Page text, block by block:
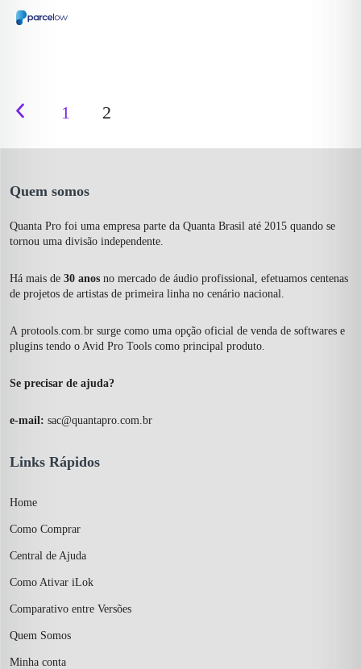
1 2
Quem somos
Quanta Pro foi uma empresa parte da Quanta Brasil até 2015 quando se
tornou uma divisão independente.
Há mais de 30 anos no mercado de áudio profissional, efetuamos centenas
de projetos de artistas de primeira linha no cenário nacional.
A protools.com.br surge como uma opção oficial de venda de softwares e
plugins tendo o Avid Pro Tools como principal produto.
Se precisar de ajuda?
e-mail: sac@quantapro.com.br
Links Rápidos
Home
Como Comprar
Central de Ajuda
Como Ativar iLok
Comparativo entre Versões
Quem Somos
Minha conta